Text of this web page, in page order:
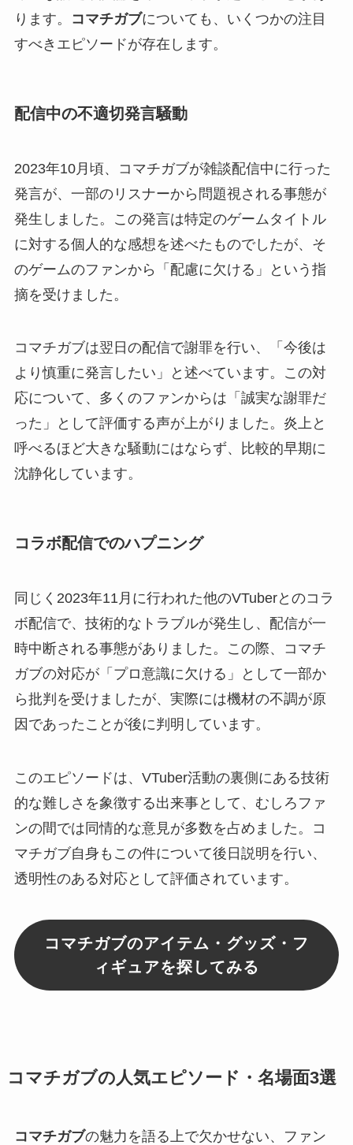
ります。
コマチガブについても、いくつかの注目
すべきエピソードが存在します。
配信中の不適切発言騒動
2023年10月頃、コマチガブが雑談配信中に行った
発言が、一部のリスナーから問題視される事態が
発生しました。この発言は特定のゲームタイトル
に対する個人的な感想を述べたものでしたが、そ
のゲームのファンから「配慮に欠ける」という指
摘を受けました。
コマチガブは翌日の配信で謝罪を行い、「今後は
より慎重に発言したい」と述べています。この対
応について、多くのファンからは「誠実な謝罪だ
った」として評価する声が上がりました。炎上と
呼べるほど大きな騒動にはならず、比較的早期に
沈静化しています。
コラボ配信でのハプニング
同じく2023年11月に行われた他のVTuberとのコラ
ボ配信で、技術的なトラブルが発生し、配信が一
時中断される事態がありました。この際、コマチ
ガブの対応が「プロ意識に欠ける」として一部か
ら批判を受けましたが、実際には機材の不調が原
因であったことが後に判明しています。
このエピソードは、VTuber活動の裏側にある技術
的な難しさを象徴する出来事として、むしろファ
ンの間では同情的な意見が多数を占めました。コ
マチガブ自身もこの件について後日説明を行い、
透明性のある対応として評価されています。
コマチガブのアイテム・グッズ・フ
ィギュアを探してみる
コマチガブの人気エピソード・名場面3選
コマチガブの魅力を語る上で欠かせない、ファン